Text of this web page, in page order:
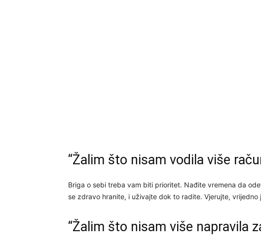
“Žalim što nisam vodila više
Briga o sebi treba vam biti prioritet. Nađite vremena da
se zdravo hranite, i uživajte ​​dok to radite. Vjerujte, vrijedno
“Žalim što nisam više napravila